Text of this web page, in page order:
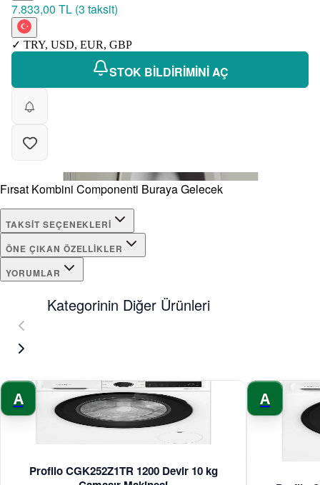
7.833,00 TL (3 taksit)
✓ TRY, USD, EUR, GBP
STOK BİLDİRİMİNİ AÇ
Fırsat Kombini Componenti Buraya Gelecek
TAKSIT SEÇENEKLERI
ÖNE ÇIKAN ÖZELLIKLER
YORUMLAR
Kategorinin Diğer Ürünleri
A
Profilo CGK252Z1TR 1200 Devir 10 kg
A